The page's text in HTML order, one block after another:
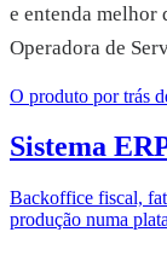
e entenda melhor
Operadora de
O produto por trás
Sistema
Backoffice fiscal,
produção numa